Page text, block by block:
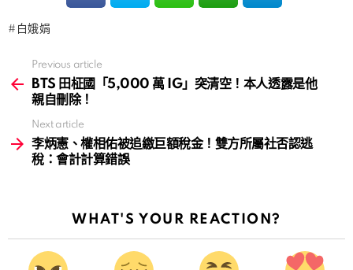
白娥娟
more
Previous article
BTS 田柾國「5,000 萬 IG」突清空！本人透露是他
親自刪除！
Next article
李炳憲、權相佑被追繳巨額稅金！雙方所屬社否認逃
稅：會計計算錯誤
WHAT'S YOUR REACTION?